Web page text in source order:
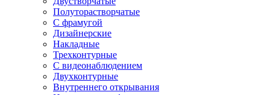
Полуторастворчатые
С фрамугой
Дизайнерские
Накладные
Трехконтурные
С видеонаблюдением
Двухконтурные
Внутреннего открывания